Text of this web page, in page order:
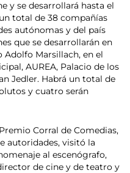
y se desarrollará hasta el
total de 38 compañías
autónomas y del país
que se desarrollarán en
Adolfo Marsillach, en el
AUREA, Palacio de los
Jedler. Habrá un total de
y cuatro serán
Corral de Comedias,
autoridades, visitó la
al escenógrafo,
de cine y de teatro y